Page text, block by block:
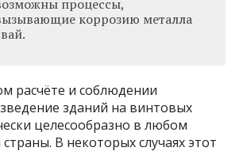
процессы,
коррозию металла
расчёте и соблюдении
зданий на винтовых
целесообразно в любом
В некоторых случаях этот